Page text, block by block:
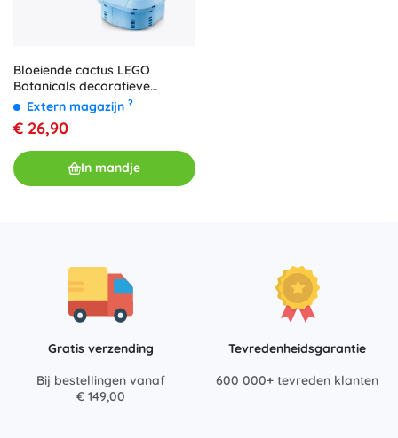
Bloeiende cactus LEGO
Botanicals decoratieve
bouwset
Extern magazijn ?
€ 26,90
In mandje
Gratis verzending
Bij bestellingen vanaf
€ 149,00
Tevredenheidsgarantie
600 000+ tevreden klanten